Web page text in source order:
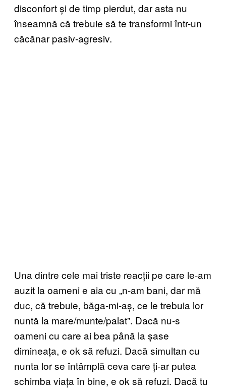
disconfort și de timp pierdut, dar asta nu
înseamnă că trebuie să te transformi într-un
căcănar pasiv-agresiv.
Una dintre cele mai triste reacții pe care le-am
auzit la oameni e aia cu „n-am bani, dar mă
duc, că trebuie, băga-mi-aș, ce le trebuia lor
nuntă la mare/munte/palat”. Dacă nu-s
oameni cu care ai bea până la șase
dimineața, e ok să refuzi. Dacă simultan cu
nunta lor se întâmplă ceva care ți-ar putea
schimba viața în bine, e ok să refuzi. Dacă tu